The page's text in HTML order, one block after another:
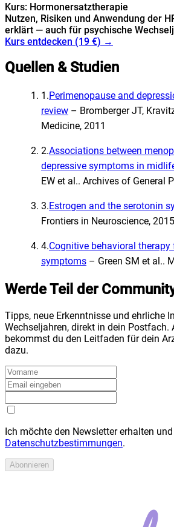
Kurs: Hormonersatztherapie
Nutzen, Risiken und Anwendung der
erklärt — auch für psychische
Kurs entdecken (19 €) →
Quellen & Studien
1 .Perimenopause and
review – Bromberger JT,
Medicine, 2011
2.Associations between
depressive symptoms in
EW et al.. Archives of General
3.Estrogen and the serotonin
Frontiers in Neuroscience, 2015
4.Cognitive behavioral therapy
symptoms – Green SM et al..
Werde Teil der
Tipps, neue Erkenntnisse und ehrliche
Wechseljahren, direkt in dein Postfach.
bekommst du den Leitfaden für dein
dazu.
Ich möchte den Newsletter erhalten
Datenschutzbestimmungen.
Abonnieren